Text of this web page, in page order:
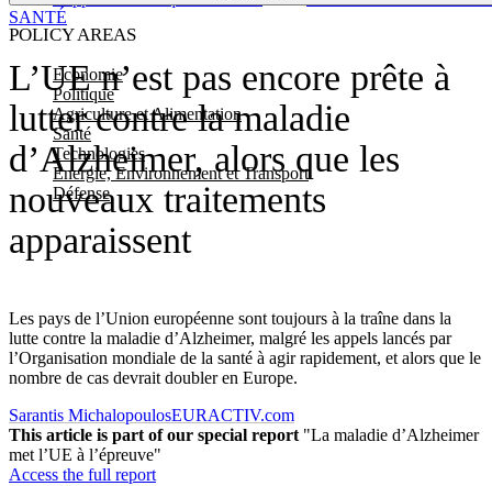
POLICY AREAS
Economie
Politique
Agriculture et Alimentation
Santé
Technologies
Energie, Environnement et Transport
Défense
L’UE n’est pas encore prête à
lutter contre la maladie
d’Alzheimer, alors que les
nouveaux traitements
apparaissent
Les pays de l’Union européenne sont toujours à la traîne dans la
lutte contre la maladie d’Alzheimer, malgré les appels lancés par
l’Organisation mondiale de la santé à agir rapidement, et alors que le
nombre de cas devrait doubler en Europe.
SANTÉ
Sarantis MichalopoulosEURACTIV.com
This article is part of our special report "La maladie d’Alzheimer
met l’UE à l’épreuve"
Access the full report